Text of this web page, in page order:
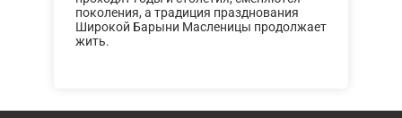
поколения, а традиция празднования
Широкой Барыни Масленицы продолжает
жить.